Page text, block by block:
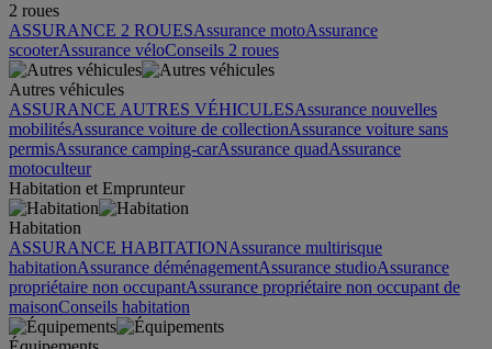
2 roues
ASSURANCE 2 ROUESAssurance motoAssurance
scooterAssurance véloConseils 2 roues
Autres véhicules
ASSURANCE AUTRES VÉHICULESAssurance nouvelles
mobilitésAssurance voiture de collectionAssurance voiture sans
permisAssurance camping-carAssurance quadAssurance
motoculteur
Habitation et Emprunteur
Habitation
ASSURANCE HABITATIONAssurance multirisque
habitationAssurance déménagementAssurance studioAssurance
propriétaire non occupantAssurance propriétaire non occupant de
maisonConseils habitation